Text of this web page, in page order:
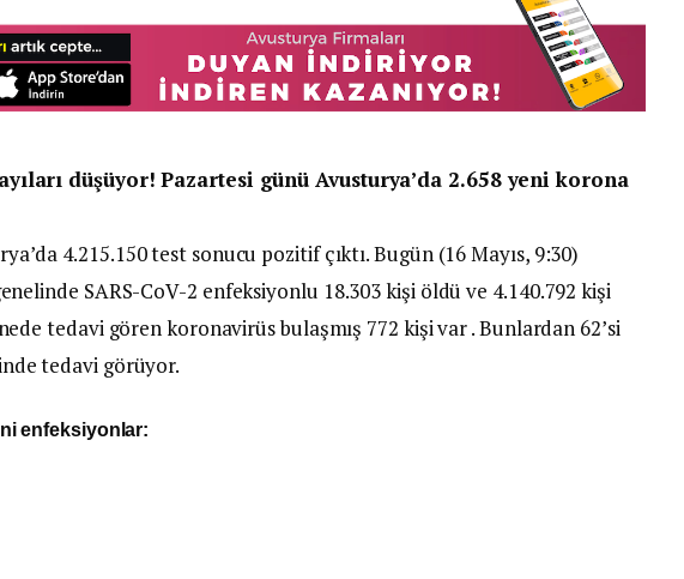
düşüyor! Pazartesi günü Avusturya’da 2.658 yeni korona
4.215.150 test sonucu pozitif çıktı. Bugün (16 Mayıs, 9:30)
SARS-CoV-2 enfeksiyonlu 18.303 kişi öldü ve 4.140.792 kişi
tedavi gören koronavirüs bulaşmış 772 kişi var . Bunlardan 62’si
tedavi görüyor.
enfeksiyonlar: